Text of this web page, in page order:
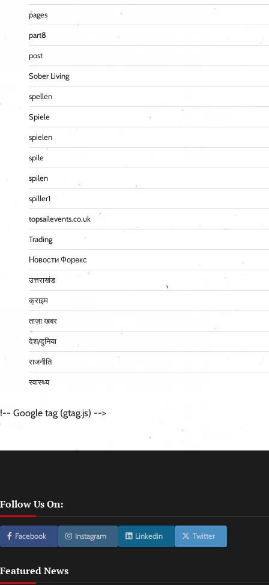
pages
part8
post
Sober Living
spellen
Spiele
spielen
spile
spilen
spiller1
topsailevents.co.uk
Trading
Новости Форекс
उत्तराखंड
क्राइम
ताज़ा खबर
देश/दुनिया
राजनीति
स्वास्थ्य
!-- Google tag (gtag.js) -->
Follow Us On:
Facebook Instagram Linkedin Twitter
Featured News